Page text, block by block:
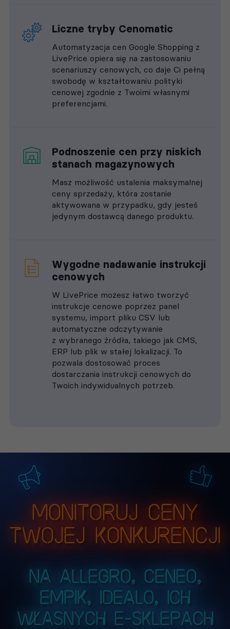
Liczne tryby Cenomatic
Automatyzacja cen Google Shopping z
LivePrice opiera się na zastosowaniu
scenariuszy cenowych, co daje Ci pełną
swobodę w kształtowaniu polityki
cenowej zgodnie z Twoimi własnymi
preferencjami.
Podnoszenie cen przy niskich
stanach magazynowych
Masz możliwość ustalenia maksymalnej
ceny sprzedaży, która zostanie
aktywowana w przypadku, gdy jesteś
jedynym dostawcą danego produktu.
Wygodne nadawanie instrukcji
cenowych
W LivePrice możesz łatwo tworzyć
instrukcje cenowe poprzez panel
systemu, import pliku CSV lub
automatyczne odczytywanie
z wybranego źródła, takiego jak CMS,
ERP lub plik w stałej lokalizacji. To
pozwala dostosować proces
dostarczania instrukcji cenowych do
Twoich indywidualnych potrzeb.
Monitoruj ceny
Twojej konkurencji
na Allegro, Ceneo,
Empik, idealo, ich
własnych e-sklepach